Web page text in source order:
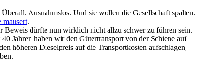
Ausnahmslos. Und sie wollen die Gesellschaft spalten.
mausert.
Beweis dürfte nun wirklich nicht allzu schwer zu führen sein.
Jahren haben wir den Gütertransport von der Schiene auf
höheren Dieselpreis auf die Transportkosten aufschlagen,